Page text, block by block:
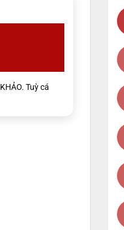
Tuỳ cá